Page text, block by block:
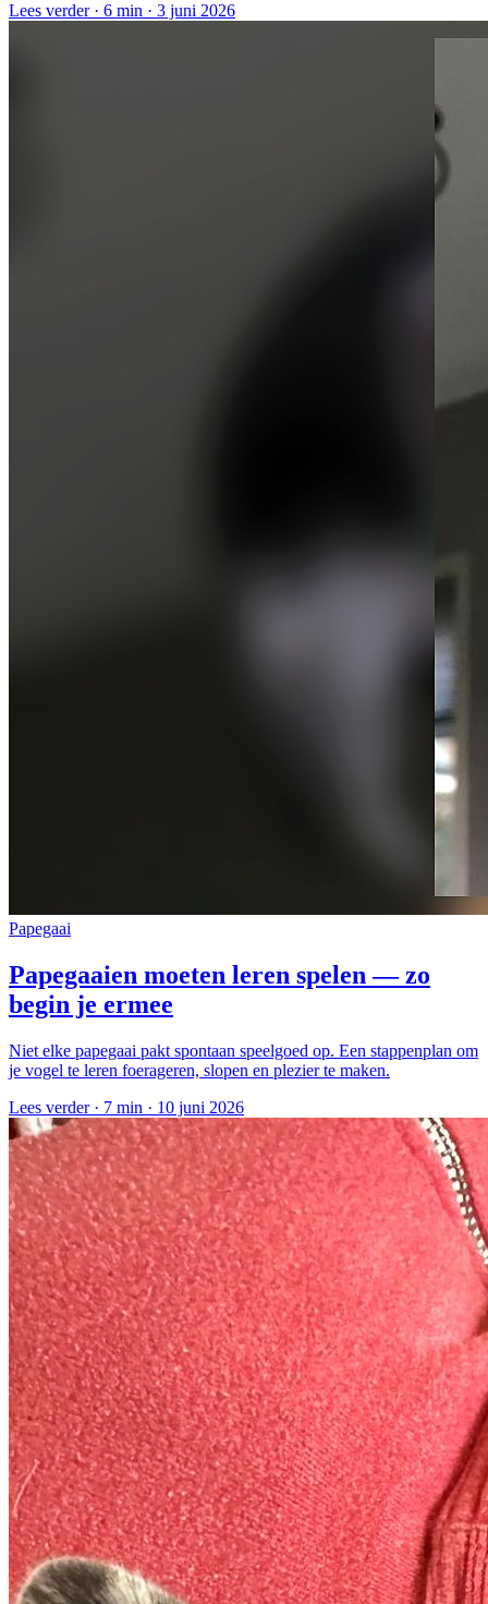
Lees verder · 6 min · 3 juni 2026
Papegaai
Papegaaien moeten leren spelen — zo
begin je ermee
Niet elke papegaai pakt spontaan speelgoed op. Een stappenplan om
je vogel te leren foerageren, slopen en plezier te maken.
Lees verder · 7 min · 10 juni 2026